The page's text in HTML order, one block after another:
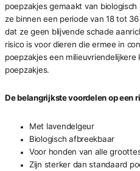
poepzakjes gemaakt van
ze binnen een periode van 18 tot
dat ze geen blijvende schade
risico is voor dieren die ermee in
poepzakjes een
poepzakjes.
De belangrijkste voordelen op een
Met lavendelgeur
Biologisch afbreekbaar
Voor honden van alle
Zijn sterker dan standaard